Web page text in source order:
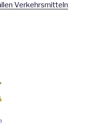
Verkehrsmitteln